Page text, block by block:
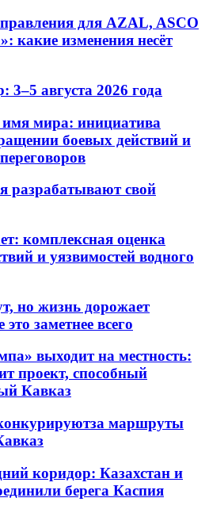
для AZAL, ASCO
какие изменения несёт
3–5 августа 2026 года
мира: инициатива
боевых действий и
разрабатывают свой
комплексная оценка
и уязвимостей водного
но жизнь дорожает
заметнее всего
выходит на местность:
проект, способный
Кавказ
маршруты
коридор: Казахстан и
берега Каспия